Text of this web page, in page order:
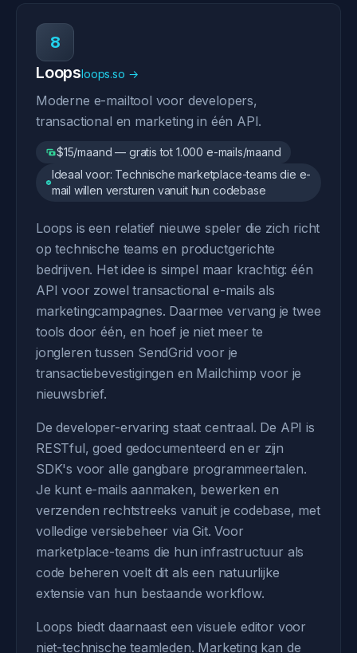
8
Loopsloops.so →
Moderne e-mailtool voor developers,
transactional en marketing in één API.
$15/maand — gratis tot 1.000 e-mails/maand
Ideaal voor: Technische marketplace-teams die e-
mail willen versturen vanuit hun codebase
Loops is een relatief nieuwe speler die zich richt
op technische teams en productgerichte
bedrijven. Het idee is simpel maar krachtig: één
API voor zowel transactional e-mails als
marketingcampagnes. Daarmee vervang je twee
tools door één, en hoef je niet meer te
jongleren tussen SendGrid voor je
transactiebevestigingen en Mailchimp voor je
nieuwsbrief.
De developer-ervaring staat centraal. De API is
RESTful, goed gedocumenteerd en er zijn
SDK's voor alle gangbare programmeertalen.
Je kunt e-mails aanmaken, bewerken en
verzenden rechtstreeks vanuit je codebase, met
volledige versiebeheer via Git. Voor
marketplace-teams die hun infrastructuur als
code beheren voelt dit als een natuurlijke
extensie van hun bestaande workflow.
Loops biedt daarnaast een visuele editor voor
niet-technische teamleden. Marketing kan de